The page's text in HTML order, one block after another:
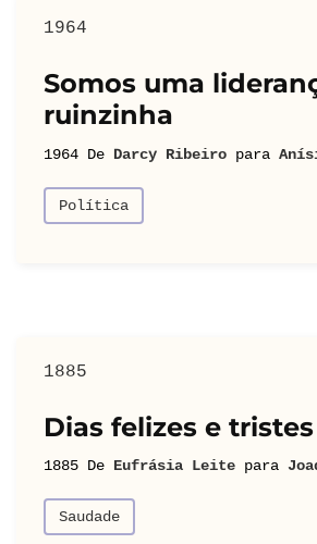
1964
Somos uma
ruinzinha
1964 De Darcy Ribeiro para
Política
1885
Dias felizes e tristes
1885 De Eufrásia Leite para
Saudade